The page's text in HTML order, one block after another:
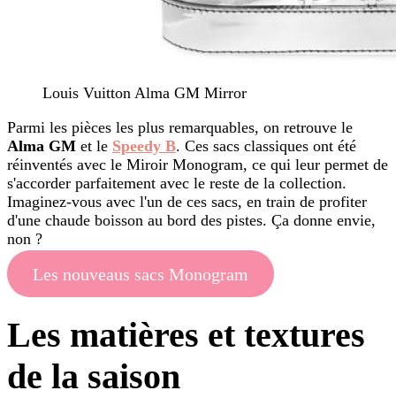
Louis Vuitton Alma GM Mirror
Parmi les pièces les plus remarquables, on retrouve le
Alma GM et le Speedy B. Ces sacs classiques ont été
réinventés avec le Miroir Monogram, ce qui leur permet de
s'accorder parfaitement avec le reste de la collection.
Imaginez-vous avec l'un de ces sacs, en train de profiter
d'une chaude boisson au bord des pistes. Ça donne envie,
non ?
Les nouveaus sacs Monogram
Les matières et textures
de la saison